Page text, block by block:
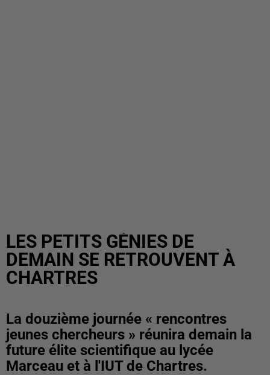
LES PETITS GÉNIES DE
DEMAIN SE RETROUVENT À
CHARTRES
La douzième journée « rencontres
jeunes chercheurs » réunira demain la
future élite scientifique au lycée
Marceau et à l'IUT de Chartres.